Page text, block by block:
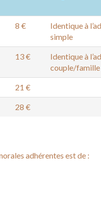
8 €
Identique à
simple
13 €
Identique à
couple/famille
21 €
28 €
adhérentes est de :